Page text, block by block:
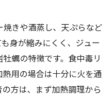
きや酒蒸し、天ぷらなど
身が縮みにくく、ジュー
蠣の特徴です。食中毒リ
用の場合は十分に火を通
方は、まず加熱調理から